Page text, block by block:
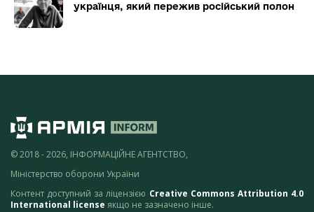
українця, який пережив російський полон
© 2018 - 2026, ІНФОРМАЦІЙНЕ АГЕНТСТВО,
Міністерство оборони України
Контент доступний за ліцензією Creative Commons Attribution 4.0
International license якщо не зазначено інше.